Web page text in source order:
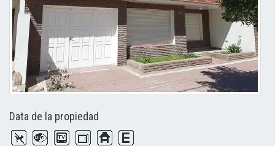
Data de la propiedad